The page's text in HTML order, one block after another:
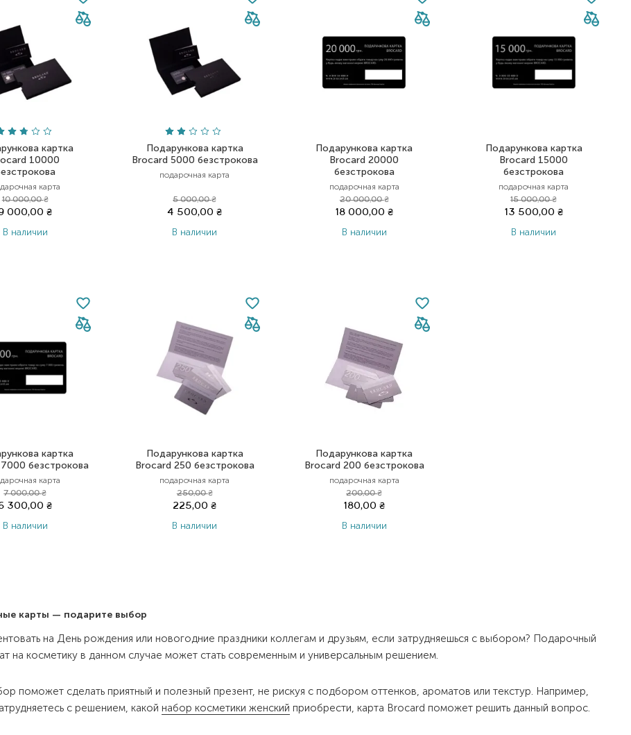
картка
10000
карта
10 000,00₴
000,00₴
В наличии
Подарункова картка
Brocard 5000 безстрокова
подарочная карта
5 000,00₴
4 500,00₴
В наличии
Подарункова картка
Brocard 20000
безстрокова
подарочная карта
20 000,00₴
18 000,00 ₴
В наличии
Подарункова картка
Brocard 15000
безстрокова
подарочная карта
15 000,00₴
13 500,00 ₴
В наличии
картка
безстрокова
карта
7 000,00₴
300,00₴
В наличии
Подарункова картка
Brocard 250 безстрокова
подарочная карта
250,00₴
225,00₴
В наличии
Подарункова картка
Brocard 200 безстрокова
подарочная карта
200,00₴
180,00 ₴
В наличии
карты — подарите выбор
на День рождения или новогодние праздники коллегам и друзьям, если затрудняешься с выбором? Подарочный
на косметику в данном случае может стать современным и универсальным решением.
поможет сделать приятный и полезный презент, не рискуя с подбором оттенков, ароматов или текстур. Например,
с решением, какой набор косметики женский приобрести, карта Brocard поможет решить данный вопрос.